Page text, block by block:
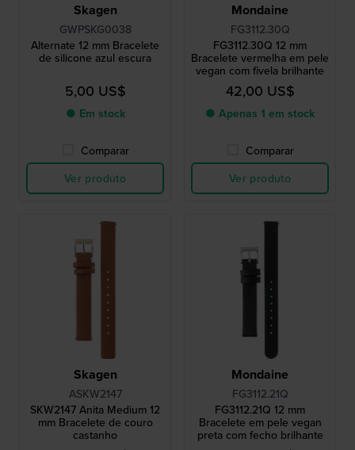
Skagen
GWPSKG0038
Alternate 12 mm Bracelete
de silicone azul escura
5,00 US$
● Em stock
Comparar
Ver produto
Mondaine
FG3112.30Q
FG3112.30Q 12 mm
Bracelete vermelha em pele
vegan com fivela brilhante
42,00 US$
● Apenas 1 em stock
Comparar
Ver produto
Skagen
ASKW2147
SKW2147 Anita Medium 12
mm Bracelete de couro
castanho
Mondaine
FG3112.21Q
FG3112.21Q 12 mm
Bracelete em pele vegan
preta com fecho brilhante